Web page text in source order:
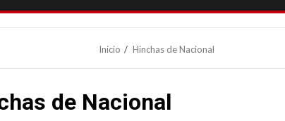
Inicio Hinchas de Nacional
de Nacional